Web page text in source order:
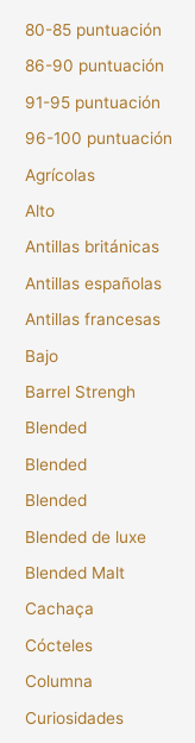
80-85 puntuación
86-90 puntuación
91-95 puntuación
96-100 puntuación
Agrícolas
Alto
Antillas británicas
Antillas españolas
Antillas francesas
Bajo
Barrel Strengh
Blended
Blended
Blended
Blended de luxe
Blended Malt
Cachaça
Cócteles
Columna
Curiosidades